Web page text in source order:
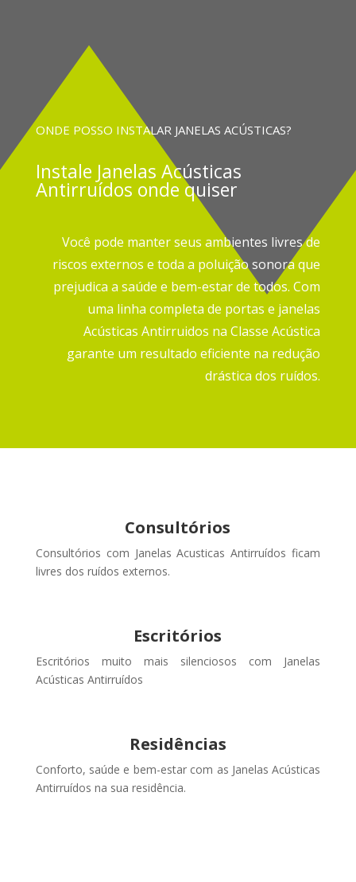
ONDE POSSO INSTALAR JANELAS ACÚSTICAS?
Instale Janelas Acústicas
Antirruídos onde quiser
Você pode manter seus ambientes livres de
riscos externos e toda a poluição sonora que
prejudica a saúde e bem-estar de todos.Com
uma linha completa de portas e janelas
Acústicas Antirruidos na Classe Acústica
garante um resultado eficiente na redução
drástica dos ruídos.
Consultórios
Consultórios com Janelas Acusticas Antirruídos ficam
livres dos ruídos externos.
Escritórios
Escritórios muito mais silenciosos com Janelas
Acústicas Antirruídos
Residências
Conforto, saúde e bem-estar com as Janelas Acústicas
Antirruídos na sua residência.